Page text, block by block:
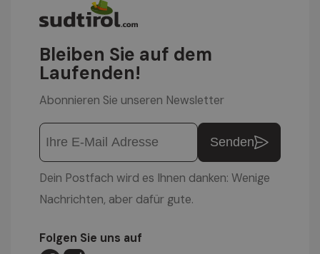
Bleiben Sie auf dem
Laufenden!
Abonnieren Sie unseren Newsletter
Senden
Dein Postfach wird es Ihnen danken: Wenige
Nachrichten, aber dafür gute.
Folgen Sie uns auf